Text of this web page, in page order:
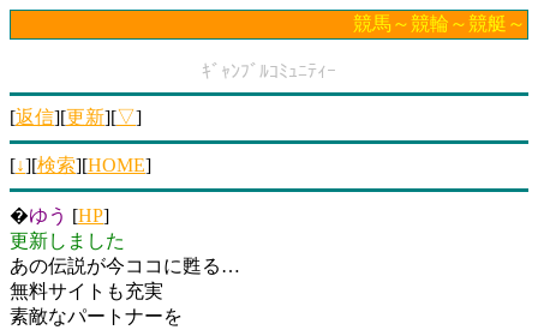
競馬～競輪～競艇～ﾊ
ｷﾞｬﾝﾌﾞﾙｺﾐｭﾆﾃｨｰ
[返信][更新][▽]
[↓][検索][HOME]
�ゆう [HP]
更新しました
あの伝説が今ココに甦る…
無料サイトも充実
素敵なパートナーを